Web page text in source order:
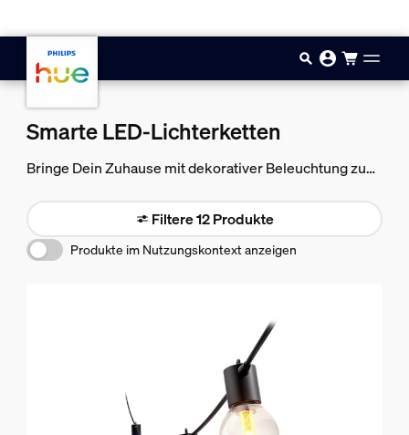
Smarte LED-Lichterketten
Bringe Dein Zuhause mit dekorativer Beleuchtung zum
drinnen und draußen.Filtere 12 Produkte
Produkte im Nutzungskontext anzeigen